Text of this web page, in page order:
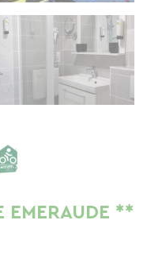
EMERAUDE **